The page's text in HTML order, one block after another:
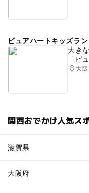
ピュアハートキッズラ
大き
「ピ
大
関西おでかけ人気ス
滋賀県
大阪府